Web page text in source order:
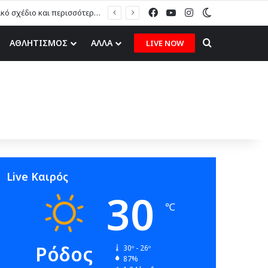
Μ. Πόκκιας στον topfm: «Θα τους υποδεχτούμε με δάφνες και πικροδάφνες» –Η ειρωνική “υποδοχή” στον υβριδικό σταθμό (ηχητικό) FacebookYouTubeInstagram
ΑΘΛΗΤΙΣΜΟΣ ΑΛΛΑ LIVE NOW Search for
Live Καιρός
Ρόδος
30 ℃
30º - 26º
87%